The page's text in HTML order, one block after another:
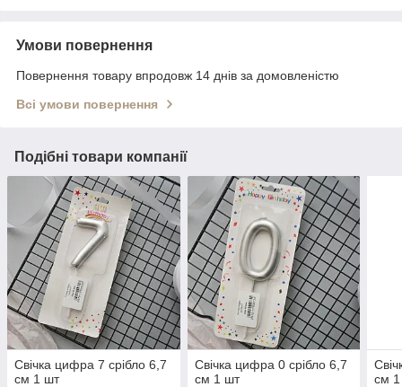
Умови повернення
Повернення товару впродовж 14 днів за домовленістю
Всі умови повернення
Подібні товари компанії
Свічка цифра 7 срібло 6,7
см 1 шт
Свічка цифра 0 срібло 6,7
см 1 шт
см